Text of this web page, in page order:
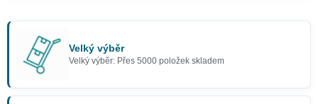
Velký výběr
Velký výběr: Přes 5000 položek skladem